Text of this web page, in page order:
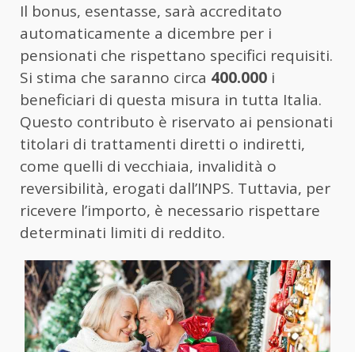
Il bonus, esentasse, sarà accreditato
automaticamente a dicembre per i
pensionati che rispettano specifici requisiti.
Si stima che saranno circa 400.000 i
beneficiari di questa misura in tutta Italia.
Questo contributo è riservato ai pensionati
titolari di trattamenti diretti o indiretti,
come quelli di vecchiaia, invalidità o
reversibilità, erogati dall’INPS. Tuttavia, per
ricevere l’importo, è necessario rispettare
determinati limiti di reddito.